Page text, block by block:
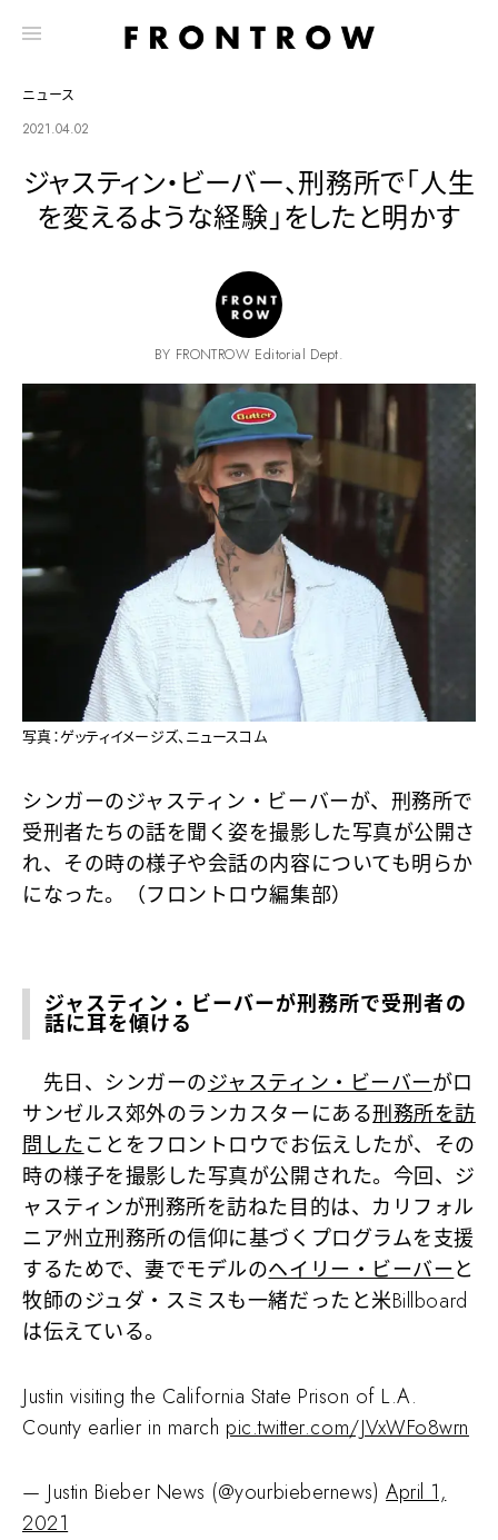
ニュース
2021.04.02
ジャスティン・ビーバー、刑務所で「人生
を変えるような経験」をしたと明かす
BY FRONTROW Editorial Dept.
写真：ゲッティイメージズ、ニュースコム
シンガーのジャスティン・ビーバーが、刑務所で
受刑者たちの話を聞く姿を撮影した写真が公開さ
れ、その時の様子や会話の内容についても明らか
になった。（フロントロウ編集部）
ジャスティン・ビーバーが刑務所で受刑者の
話に耳を傾ける
先日、シンガーのジャスティン・ビーバーがロ
サンゼルス郊外のランカスターにある刑務所を訪
問したことをフロントロウでお伝えしたが、その
時の様子を撮影した写真が公開された。今回、ジ
ャスティンが刑務所を訪ねた目的は、カリフォル
ニア州立刑務所の信仰に基づくプログラムを支援
するためで、妻でモデルのヘイリー・ビーバーと
牧師のジュダ・スミスも一緒だったと米Billboard
は伝えている。
Justin visiting the California State Prison of L.A.
County earlier in march pic.twitter.com/JVxWFo8wrn
— Justin Bieber News (@yourbiebernews)April 1,
2021